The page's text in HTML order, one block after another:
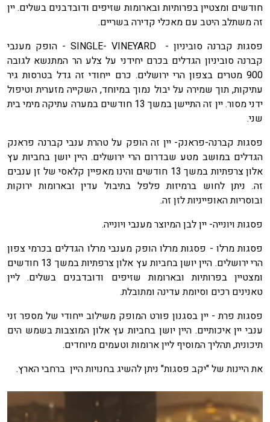
חודשים ומצטיין בפרותיות ובארומות שזיפים ודובדבנים בשלים. יין
זה משתלב היטב עם מאכלי קדירה בשריים.
פסגות קברנה סוביניון - SINGLE- VINEYARD - הופק מענבי
קברנה סוביניון הגדלים בכרם יחידני על צלע הר המתנשא לגובה
900 מטרים בצפון הרי ירושלים. כרם ייחודי זה גדל בטרסות גיר
עתיקות, תוך שמירה על יבול נמוך במיוחד, השקייה מזערית וטיפול
ידני מסור. יין זה התיישן במשך 13 חודשים במערה עתיקה מימי בית
שני.
פסגות קברנה-פראנק- יין זה הופק על טהרת ענבי קברנה פראנק
הגדלים במושב מטע שבדרום הרי ירושלים. היין יושן בחביות עץ
אלון צרפתיות במשך 13 חודשים והינו מאפיין קלאסי של זן ענבים
זה. ניתן לחוש ברמיזות פלפל בתיבול עדין ובארומות ירוקות
ובוסריות האופייניות לזן זה.
פסגות ויונייה- יין לבן המיוצר מענבי ויונייה.
פסגות מרלו - פסגות מרלו הופק מענבי מרלו הגדלים בכרמי צפון
הרי ירושלים. היין יושן בחביות עץ אלון צרפתיות במשך 13 חודשים
ומצטיין בפרותיות ובארומות שזיפים ודובדבנים בשלים. ליין
טאנינים רכים וסיומת עדינה ומתובלת.
פסגות פרת - יין בסגנון פורט המופק משילוב ייחודי של מספר זני
ענבי יין איכותיים. היין יושן בחביות עץ אלון המוצבות בשמש הים
תיכונית, תהליך המוסיף ליין ארומות וטעמים מיוחדים.
את היינות של "יקב פסגות" ניתן להשיג בחנויות היין ברחבי הארץ.